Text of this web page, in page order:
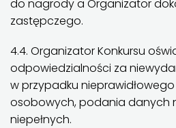
do nagrody a Organizator
zastępczego.
4.4. Organizator Konkursu
odpowiedzialności za
w przypadku
osobowych, podania danych
niepełnych.